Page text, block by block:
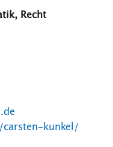
Recht
carsten-kunkel/